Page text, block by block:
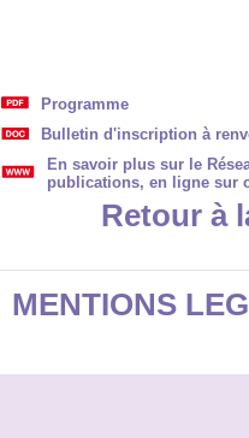
Programme
Bulletin d'inscription à
En savoir plus sur le
publications, en ligne sur
Retour à
MENTIONS